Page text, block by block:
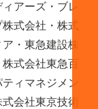
アーズ・ブレ
式会社・株式
・東急建設株
式会社東急百
ィマネジメン
会社東京技術